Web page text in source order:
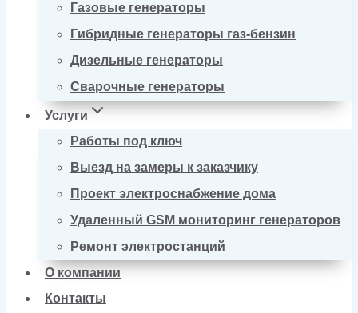
Газовые генераторы
Гибридные генераторы газ-бензин
Дизельные генераторы
Сварочные генераторы
Услуги
Работы под ключ
Выезд на замеры к заказчику
Проект электроснабжение дома
Удаленный GSM мониторинг генераторов
Ремонт электростанций
О компании
Контакты